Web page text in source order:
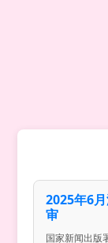
2025年6
审
国家新闻出版